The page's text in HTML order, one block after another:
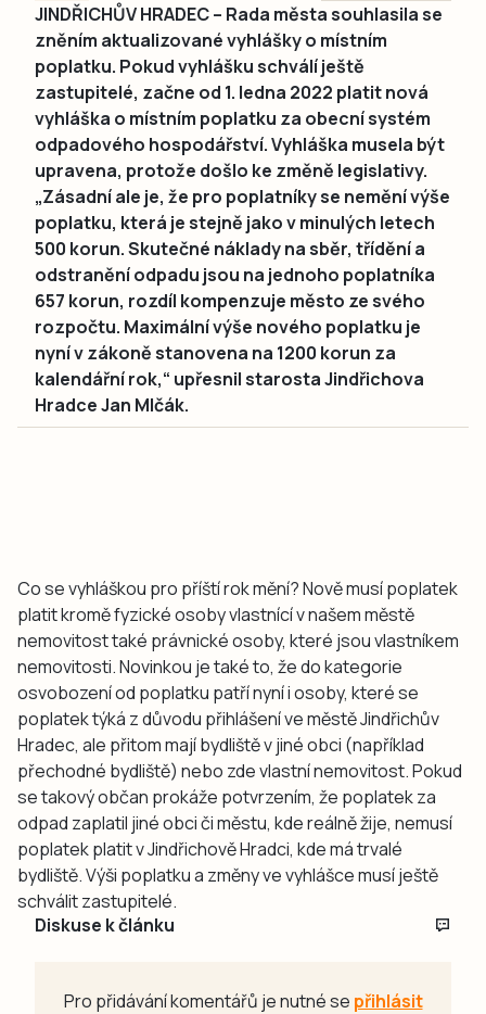
JINDŘICHŮV HRADEC – Rada města souhlasila se
zněním aktualizované vyhlášky o místním
poplatku. Pokud vyhlášku schválí ještě
zastupitelé, začne od 1. ledna 2022 platit nová
vyhláška o místním poplatku za obecní systém
odpadového hospodářství. Vyhláška musela být
upravena, protože došlo ke změně legislativy.
„Zásadní ale je, že pro poplatníky se nemění výše
poplatku, která je stejně jako v minulých letech
500 korun. Skutečné náklady na sběr, třídění a
odstranění odpadu jsou na jednoho poplatníka
657 korun, rozdíl kompenzuje město ze svého
rozpočtu. Maximální výše nového poplatku je
nyní v zákoně stanovena na 1200 korun za
kalendářní rok,“ upřesnil starosta Jindřichova
Hradce Jan Mlčák.
Co se vyhláškou pro příští rok mění? Nově musí poplatek
platit kromě fyzické osoby vlastnící v našem městě
nemovitost také právnické osoby, které jsou vlastníkem
nemovitosti. Novinkou je také to, že do kategorie
osvobození od poplatku patří nyní i osoby, které se
poplatek týká z důvodu přihlášení ve městě Jindřichův
Hradec, ale přitom mají bydliště v jiné obci (například
přechodné bydliště) nebo zde vlastní nemovitost. Pokud
se takový občan prokáže potvrzením, že poplatek za
odpad zaplatil jiné obci či městu, kde reálně žije, nemusí
poplatek platit v Jindřichově Hradci, kde má trvalé
bydliště. Výši poplatku a změny ve vyhlášce musí ještě
schválit zastupitelé.
Diskuse k článku
Pro přidávání komentářů je nutné se přihlásit